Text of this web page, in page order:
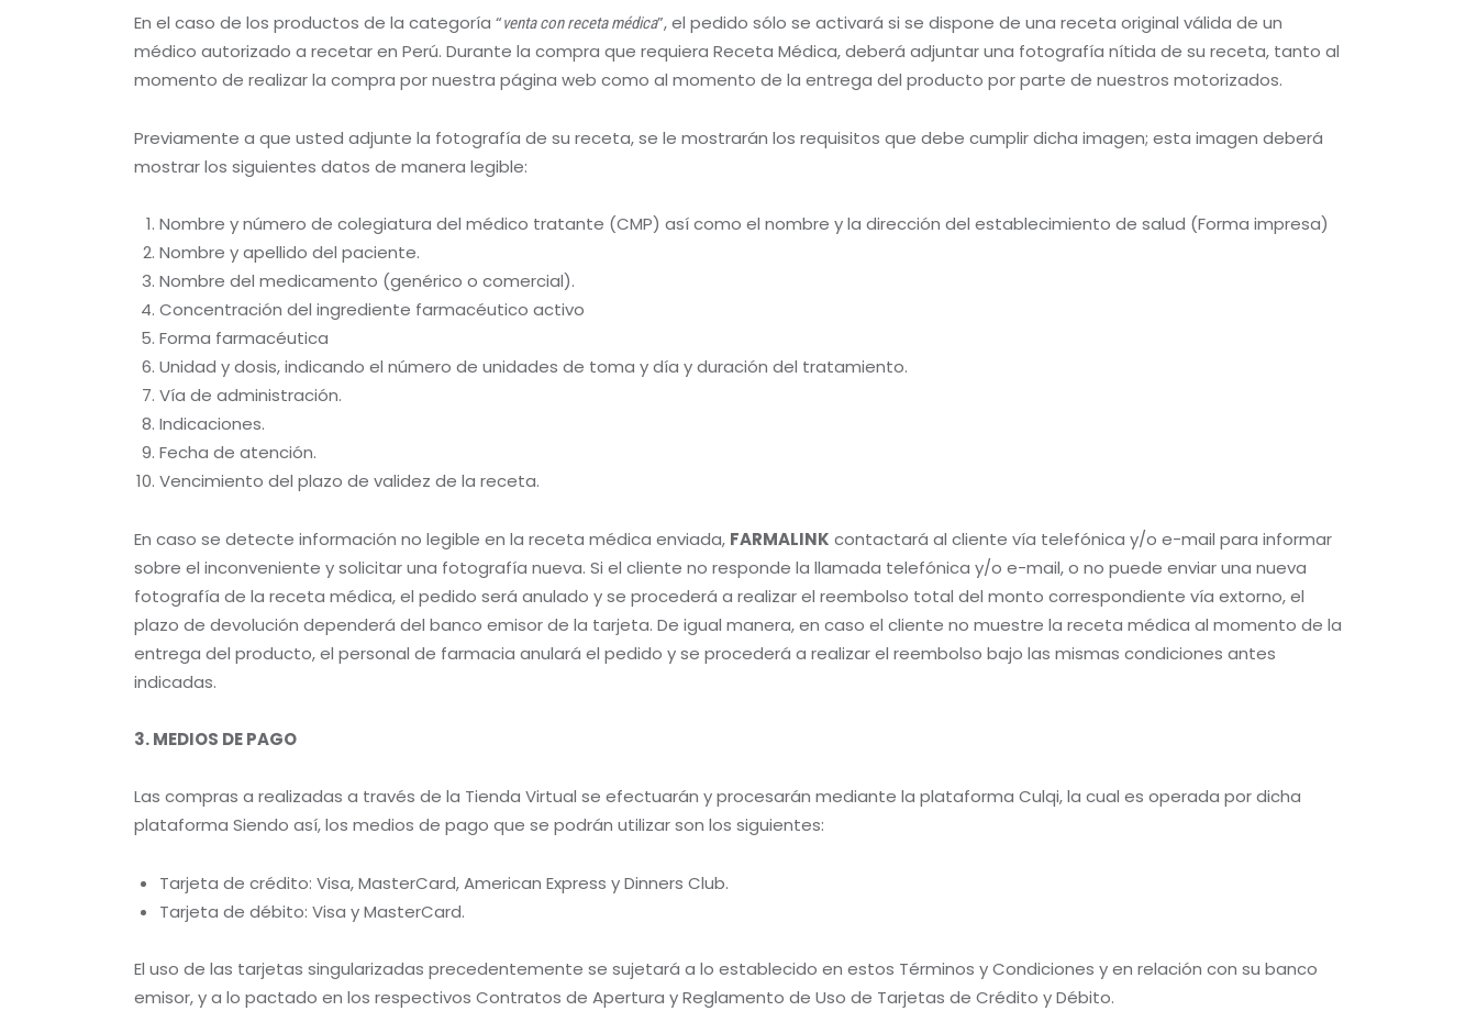
En el caso de los productos de la categoría “venta con receta médica”, el pedido sólo se activará si se dispone de una receta original válida de un
médico autorizado a recetar en Perú. Durante la compra que requiera Receta Médica, deberá adjuntar una fotografía nítida de su receta, tanto al
momento de realizar la compra por nuestra página web como al momento de la entrega del producto por parte de nuestros motorizados.
Previamente a que usted adjunte la fotografía de su receta, se le mostrarán los requisitos que debe cumplir dicha imagen; esta imagen deberá
mostrar los siguientes datos de manera legible:
Nombre y número de colegiatura del médico tratante (CMP) así como el nombre y la dirección del establecimiento de salud (Forma impresa)
Nombre y apellido del paciente.
Nombre del medicamento (genérico o comercial).
Concentración del ingrediente farmacéutico activo
Forma farmacéutica
Unidad y dosis, indicando el número de unidades de toma y día y duración del tratamiento.
Vía de administración.
Indicaciones.
Fecha de atención.
Vencimiento del plazo de validez de la receta.
En caso se detecte información no legible en la receta médica enviada, FARMALINK contactará al cliente vía telefónica y/o e-mail para informar
sobre el inconveniente y solicitar una fotografía nueva. Si el cliente no responde la llamada telefónica y/o e-mail, o no puede enviar una nueva
fotografía de la receta médica, el pedido será anulado y se procederá a realizar el reembolso total del monto correspondiente vía extorno, el
plazo de devolución dependerá del banco emisor de la tarjeta. De igual manera, en caso el cliente no muestre la receta médica al momento de la
entrega del producto, el personal de farmacia anulará el pedido y se procederá a realizar el reembolso bajo las mismas condiciones antes
indicadas.
3. MEDIOS DE PAGO
Las compras a realizadas a través de la Tienda Virtual se efectuarán y procesarán mediante la plataforma Culqi, la cual es operada por dicha
plataforma Siendo así, los medios de pago que se podrán utilizar son los siguientes:
Tarjeta de crédito: Visa, MasterCard, American Express y Dinners Club.
Tarjeta de débito: Visa y MasterCard.
El uso de las tarjetas singularizadas precedentemente se sujetará a lo establecido en estos Términos y Condiciones y en relación con su banco
emisor, y a lo pactado en los respectivos Contratos de Apertura y Reglamento de Uso de Tarjetas de Crédito y Débito.